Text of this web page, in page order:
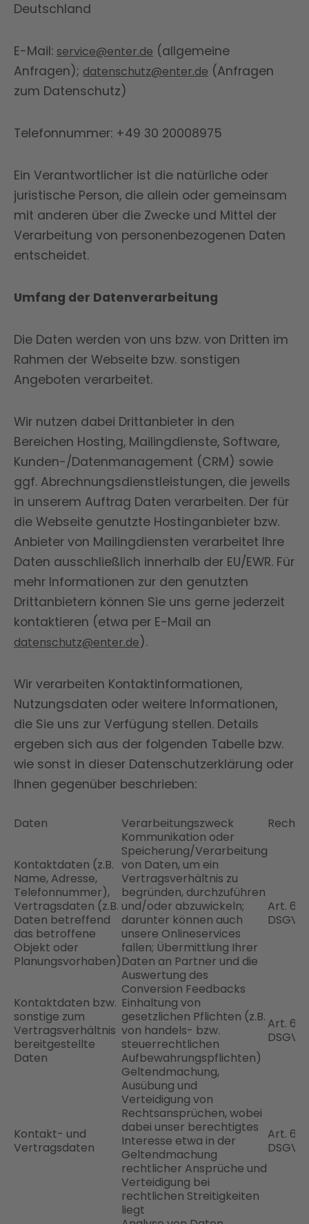
Deutschland
E-Mail: service@enter.de (allgemeine
Anfragen); datenschutz@enter.de (Anfragen
zum Datenschutz)
Telefonnummer: +49 30 20008975
Ein Verantwortlicher ist die natürliche oder
juristische Person, die allein oder gemeinsam
mit anderen über die Zwecke und Mittel der
Verarbeitung von personenbezogenen Daten
entscheidet.
Umfang der Datenverarbeitung
Die Daten werden von uns bzw. von Dritten im
Rahmen der Webseite bzw. sonstigen
Angeboten verarbeitet.
Wir nutzen dabei Drittanbieter in den
Bereichen Hosting, Mailingdienste, Software,
Kunden-/Datenmanagement (CRM) sowie
ggf. Abrechnungsdienstleistungen, die jeweils
in unserem Auftrag Daten verarbeiten. Der für
die Webseite genutzte Hostinganbieter bzw.
Anbieter von Mailingdiensten verarbeitet Ihre
Daten ausschließlich innerhalb der EU/EWR. Für
mehr Informationen zur den genutzten
Drittanbietern können Sie uns gerne jederzeit
kontaktieren (etwa per E-Mail an
datenschutz@enter.de).
Wir verarbeiten Kontaktinformationen,
Nutzungsdaten oder weitere Informationen,
die Sie uns zur Verfügung stellen. Details
ergeben sich aus der folgenden Tabelle bzw.
wie sonst in dieser Datenschutzerklärung oder
Ihnen gegenüber beschrieben:
Daten Verarbeitungszweck
Kontaktdaten (z.B.
Name, Adresse,
Telefonnummer),
Vertragsdaten (z.B.
Daten betreffend
das betroffene
Objekt oder
Planungsvorhaben)
Kommunikation oder
Speicherung/Verarbeitung
von Daten, um ein
Vertragsverhältnis zu
begründen, durchzuführen
und/oder abzuwickeln;
darunter können auch
unsere Onlineservices
fallen; Übermittlung Ihrer
Daten an Partner und die
Auswertung des
Conversion Feedbacks
Art. 6
DSGVO
Kontaktdaten bzw.
sonstige zum
Vertragsverhältnis
bereitgestellte
Daten
Einhaltung von
gesetzlichen Pflichten (z.B.
von handels- bzw.
steuerrechtlichen
Aufbewahrungspflichten)
Art. 6
DSGVO
Kontakt- und
Vertragsdaten
Geltendmachung,
Ausübung und
Verteidigung von
Rechtsansprüchen, wobei
dabei unser berechtigtes
Interesse etwa in der
Geltendmachung
rechtlicher Ansprüche und
Verteidigung bei
rechtlichen Streitigkeiten
liegt
Art. 6
DSGVO